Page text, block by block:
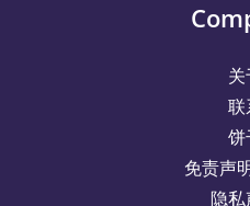
联
饼
免责声
隐私